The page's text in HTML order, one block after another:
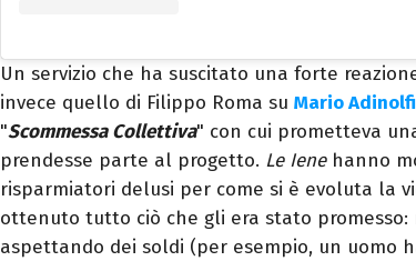
Un servizio che ha suscitato una forte
invece quello di Filippo Roma su Mario Adinolfi
"Scommessa Collettiva" con cui prometteva
prendesse parte al progetto. Le Ienehanno
risparmiatori delusi per come si è evoluta la
ottenuto tutto ciò che gli era stato
aspettando dei soldi (per esempio, un uomo